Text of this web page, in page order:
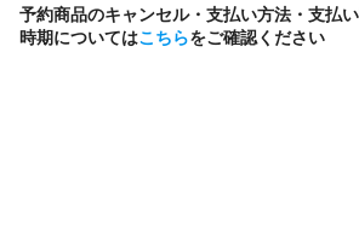
予約商品のキャンセル・支払い方法・支払
時期についてはこちらをご確認ください